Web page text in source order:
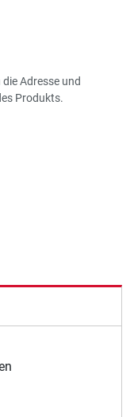
Adresse und
Produkts.